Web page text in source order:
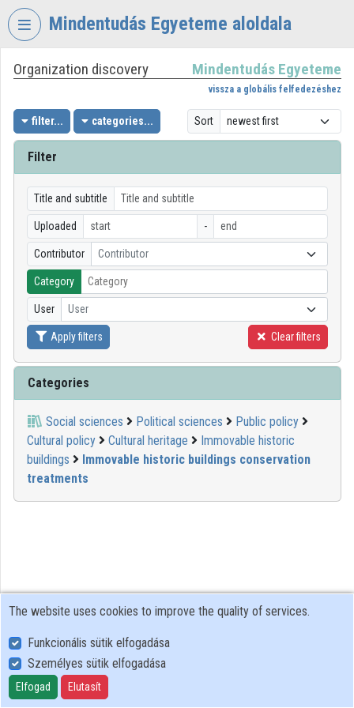
Skip header
Mindentudás Egyeteme aloldala
VIDEOTORIUM
MINDENTUDÁS
EGYETEME
Organization home
Log In
Organization discovery
Categories
Organization playlists
Organizations
Contributors
Organization discovery Mindentudás Egyeteme
vissza a globális felfedezéshez
filter... categories... Sort
Filter
Title and subtitle
Uploaded -
Contributor Contributor
Category
User User
Apply filters Clear filters
Categories
Social sciences Political sciences
Public policy
Cultural policy
Cultural heritage
Immovable historic
buildings
Immovable historic buildings conservation
treatments
User Policy
Adatkezelési tájékoztató (en)
Cookie Policy
The website uses cookies to improve the quality of services.
Funkcionális sütik elfogadása
Személyes sütik elfogadása
Elfogad Elutasít